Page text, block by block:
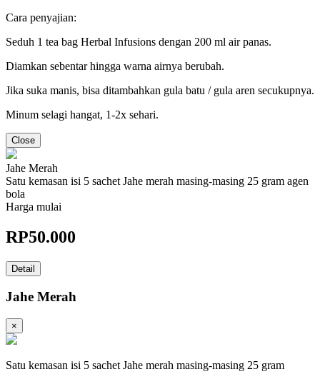
Cara penyajian:
Seduh 1 tea bag Herbal Infusions dengan 200 ml air panas.
Diamkan sebentar hingga warna airnya berubah.
Jika suka manis, bisa ditambahkan gula batu / gula aren secukupnya.
Minum selagi hangat, 1-2x sehari.
Close
Jahe Merah
Satu kemasan isi 5 sachet Jahe merah masing-masing 25 gram agen
bola
Harga mulai
RP50.000
Detail
Jahe Merah
×
Satu kemasan isi 5 sachet Jahe merah masing-masing 25 gram